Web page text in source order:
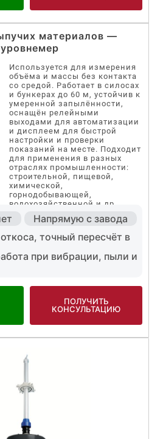
материалов —
Используется для измерения
объёма и массы без контакта
со средой. Работает в силосах
и бункерах до 60 м, устойчив к
умеренной запылённости,
оснащён релейными
выходами для автоматизации
и дисплеем для быстрой
настройки и проверки
показаний на месте. Подходит
для применения в разных
отраслях промышленности:
строительной, пищевой,
химической,
горнодобывающей,
водохозяйственной и др.
Напрямую с завода
точный пересчёт в
при вибрации, пыли и
ПОЛУЧИТЬ
КОНСУЛЬТАЦИЮ